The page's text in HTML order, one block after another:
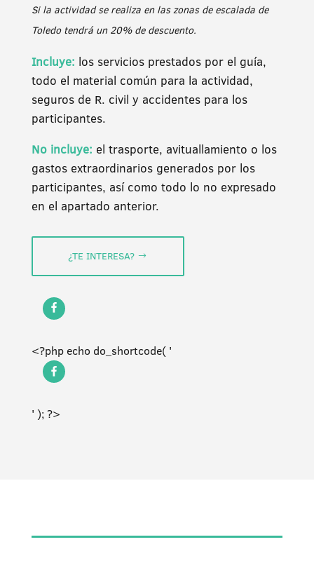
Si la actividad se realiza en las zonas de escalada de
Toledo tendrá un 20% de descuento.
Incluye: los servicios prestados por el guía,
todo el material común para la actividad,
seguros de R. civil y accidentes para los
participantes.
No incluye: el trasporte, avituallamiento o los
gastos extraordinarios generados por los
participantes, así como todo lo no expresado
en el apartado anterior.
¿TE INTERESA?
<?php echo do_shortcode( '
' ); ?>